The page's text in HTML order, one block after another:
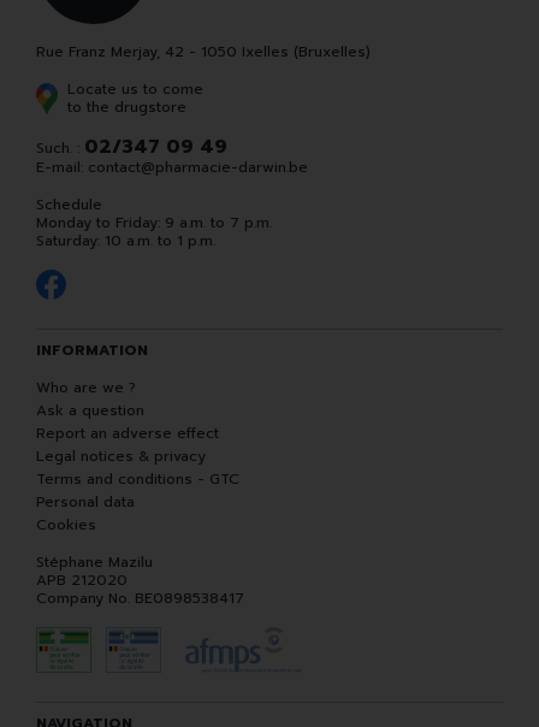
Rue Franz Merjay, 42 - 1050 Ixelles (Bruxelles)
Locate us to come
to the drugstore
Such. : 02/347 09 49
E-mail: contact@pharmacie-darwin.be
Schedule
Monday to Friday: 9 a.m. to 7 p.m.
Saturday: 10 a.m. to 1 p.m.
INFORMATION
Who are we ?
Ask a question
Report an adverse effect
Legal notices & privacy
Terms and conditions - GTC
Personal data
Cookies
Stéphane Mazilu
APB 212020
Company No. BE0898538417